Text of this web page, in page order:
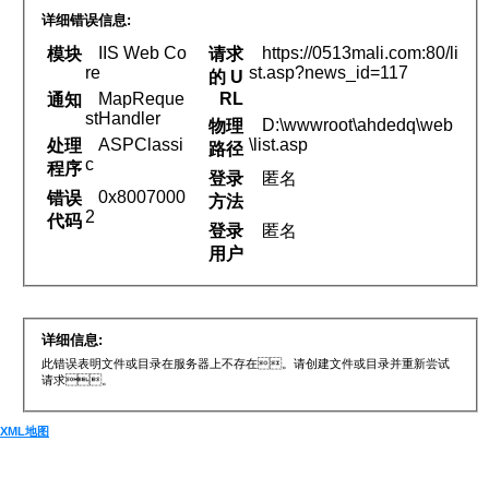
详细错误信息:
模块
IIS Web Co
re
通知
MapReque
stHandler
处理
程序
ASPClassi
c
错误
代码
0x8007000
2
请求
的 U
RL
https://0513mali.com:80/li
st.asp?news_id=117
物理
路径
D:\wwwroot\ahdedq\web
\list.asp
登录
方法
匿名
登录
用户
匿名
详细信息:
此错误表明文件或目录在服务器上不存在 。请创建文件或目录并重新尝试
请求。
XML地图